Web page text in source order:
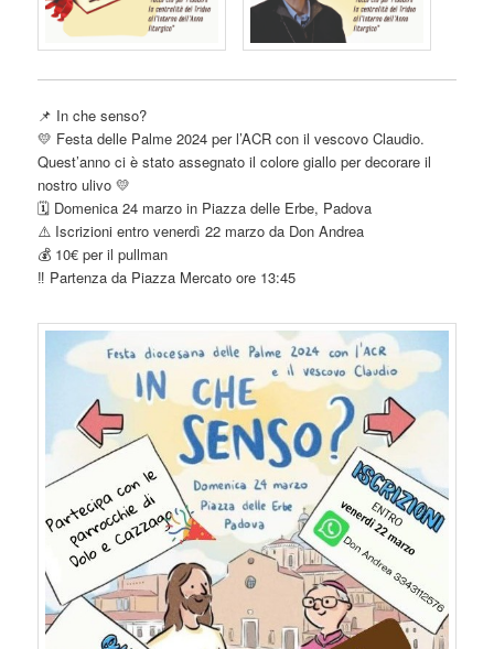
📌 In che senso?
💛 Festa delle Palme 2024 per l’ACR con il vescovo Claudio.
Quest’anno ci è stato assegnato il colore giallo per decorare il
nostro ulivo 💛
🗓️ Domenica 24 marzo in Piazza delle Erbe, Padova
⚠️ Iscrizioni entro venerdì 22 marzo da Don Andrea
💰 10€ per il pullman
‼️ Partenza da Piazza Mercato ore 13:45